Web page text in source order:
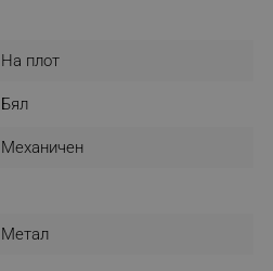
На плот
Бял
Механичен
Метал